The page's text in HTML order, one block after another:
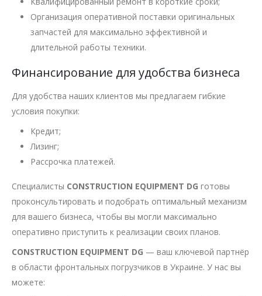
Организация оперативной поставки оригинальных
запчастей для максимально эффективной и
длительной работы техники.
Финансирование для удобства бизнеса
Для удобства наших клиентов мы предлагаем гибкие
условия покупки:
Кредит;
Лизинг;
Рассрочка платежей.
Специалисты CONSTRUCTION EQUIPMENT DG готовы
проконсультировать и подобрать оптимальный механизм
для вашего бизнеса, чтобы вы могли максимально
оперативно приступить к реализации своих планов.
CONSTRUCTION EQUIPMENT DG — ваш ключевой партнёр
в области фронтальных погрузчиков в Украине. У нас вы
можете: